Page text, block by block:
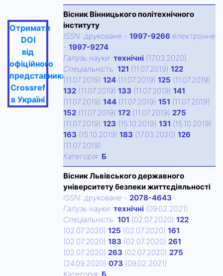
Отримати
DOI
від
офіційного
представника
Crossref
в Україні
Вісник Вінницького політехнічного
інституту
ISSN: друковане - 1997-9266 електронне
- 1997-9274
Галузь науки: технічні (17.03.2020)
Спецiальнiсть: 121 (11.07.2019) 122
(11.07.2019) 124 (11.07.2019) 125 (11.07.2019)
132 (11.07.2019) 133 (11.07.2019) 141
(11.07.2019) 144 (11.07.2019) 151 (11.07.2019)
152 (11.07.2019) 172 (11.07.2019) 275
(11.07.2019) 123 (15.10.2019) 131 (15.10.2019)
163 (15.10.2019) 183 (17.03.2020) 126
(11.07.2019)
Категорiя: Б
Вісник Львівського державного
університету безпеки життєдіяльності
ISSN: друковане - 2078-4643
Галузь науки: технічні (09.02.2021)
Спецiальнiсть: 101 (02.07.2020) 122
(02.07.2020) 125 (02.07.2020) 161
(02.07.2020) 183 (02.07.2020) 261
(02.07.2020) 263 (02.07.2020) 275
(24.09.2020) 073 (09.02.2021)
Категорiя: Б